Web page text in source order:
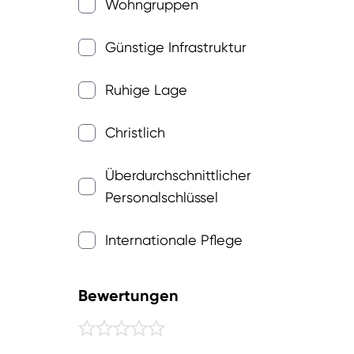
Wohngruppen
Günstige Infrastruktur
Ruhige Lage
Christlich
Überdurchschnittlicher
Personalschlüssel
Internationale Pflege
Bewertungen